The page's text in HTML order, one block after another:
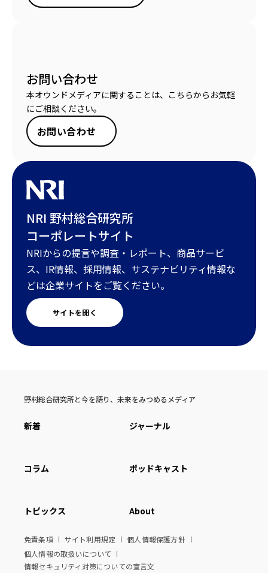
お問い合わせ
本オウンドメディアに関することは、こちらからお気軽
にご相談ください。
お問い合わせ
NRI 野村総合研究所
コーポレートサイト
NRIからの提言や調査・レポート、商品サービ
ス、IR情報、採用情報、サステナビリティ情報な
どは企業サイトをご覧ください。
サイトを開く
野村総合研究所と今を語り、未来をみつめるメディア
新着 ジャーナル
コラム ポッドキャスト
トピックス About
免責条項 サイト利用規定
個人情報保護方針
個人情報の取扱いについて
情報セキュリティ対策についての宣言文